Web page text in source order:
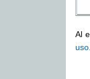
Al
uso.